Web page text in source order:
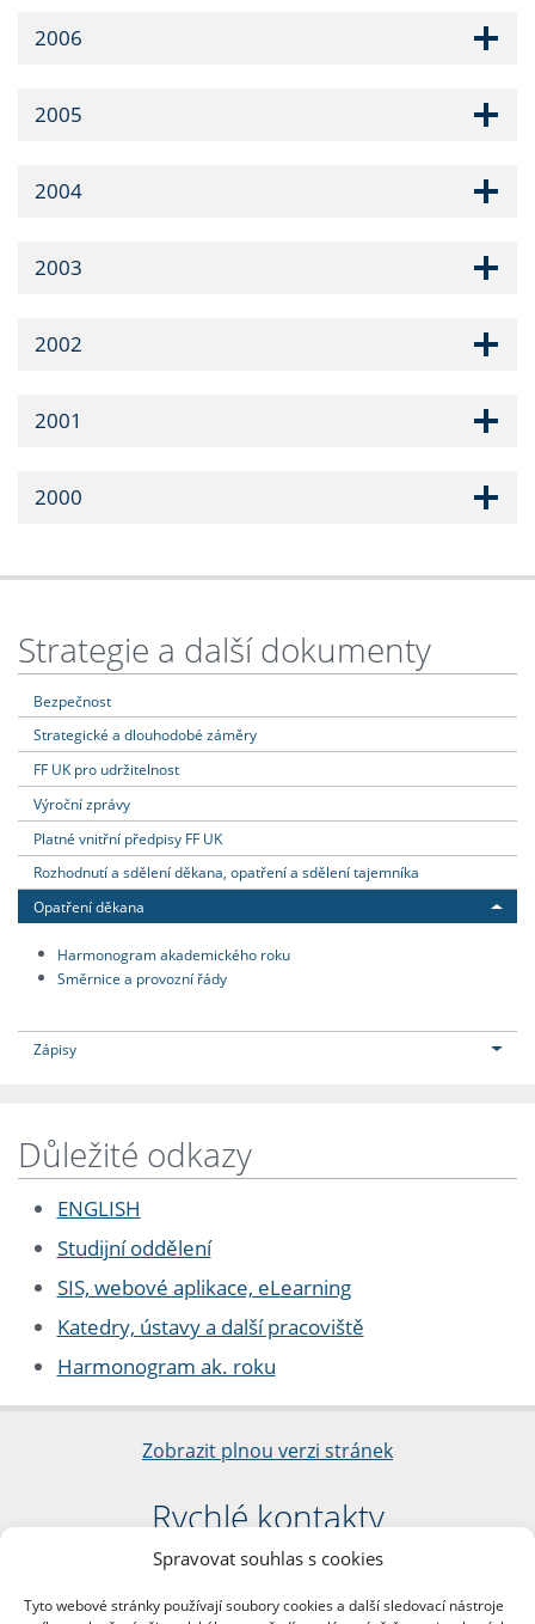
Spravovat souhlas s cookies
Tyto webové stránky používají soubory cookies a další sledovací nástroje
2006
2005
2004
2003
2002
2001
2000
Strategie a další dokumenty
Bezpečnost
Strategické a dlouhodobé záměry
FF UK pro udržitelnost
Výroční zprávy
Platné vnitřní předpisy FF UK
Rozhodnutí a sdělení děkana, opatření a sdělení tajemníka
Opatření děkana
Harmonogram akademického roku
Směrnice a provozní řády
Zápisy
Důležité odkazy
ENGLISH
Studijní oddělení
SIS, webové aplikace, eLearning
Katedry, ústavy a další pracoviště
Harmonogram ak. roku
Zobrazit plnou verzi stránek
Rychlé kontakty
Filozofická fakulta
nám. Jana Palacha 1/2